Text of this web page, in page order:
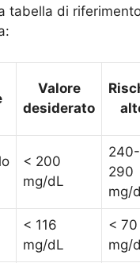
tabella di
Valore
desiderato
< 200
mg/dL
240-
290
mg/
< 116
mg/dL
< 70
mg/